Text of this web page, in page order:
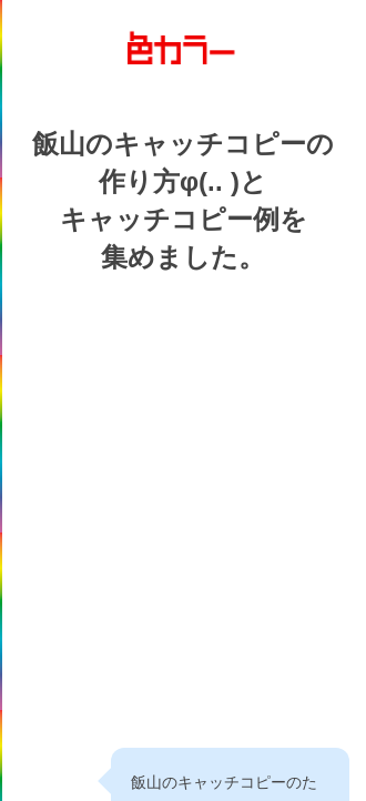
飯山のキャッチコピーの
作り方φ(.. )と
キャッチコピー例を
集めました。
飯山のキャッチコピーのた